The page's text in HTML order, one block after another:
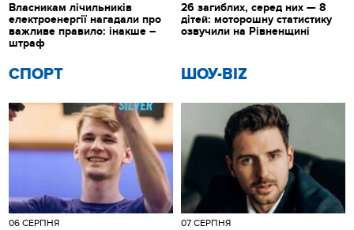
СПОРТ
06 СЕРПНЯ
ШОУ-BIZ
07 СЕРПНЯ
Власникам лічильників
електроенергії нагадали про
важливе правило: інакше –
штраф
26 загиблих, серед них — 8
дітей: моторошну статистику
озвучили на Рівненщині